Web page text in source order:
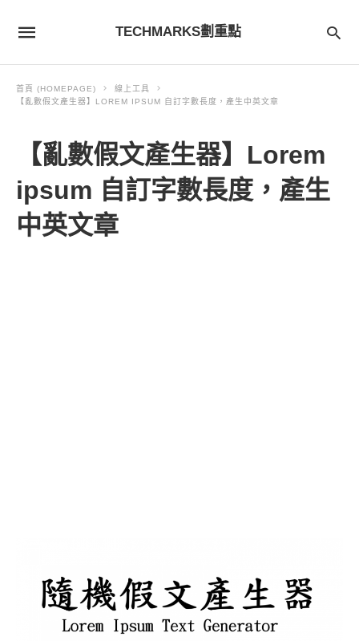
TECHMARKS劃重點
首頁 (HOMEPAGE)
線上工具
【亂數假文產生器】LOREM IPSUM 自訂字數長度，產生中英文章
【亂數假文產生器】Lorem
ipsum 自訂字數長度，產生
中英文章